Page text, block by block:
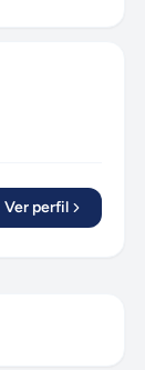
Ver perfil